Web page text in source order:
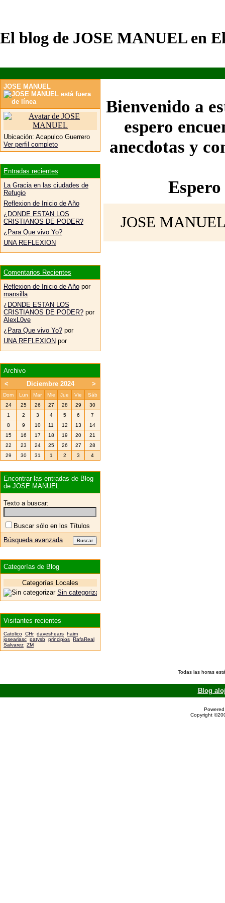
El blog de JOSE MANUEL en
Bienvenido a
espero
anecdotas y
JOSE
JOSE MANUEL
Ubicación: Acapulco Guerrero
Ver perfil completo
Entradas recientes
La Gracia en las ciudades de
Refugio
Reflexion de Inicio de Año
¿DONDE ESTAN LOS
CRISTIANOS DE PODER?
¿Para Que vivo Yo?
UNA REFLEXION
Comentarios Recientes
Reflexion de Inicio de Año por
mansilla
¿DONDE ESTAN LOS
CRISTIANOS DE PODER? por
AlexL0ve
¿Para Que vivo Yo? por
UNA REFLEXION por
Archivo
<
>
Diciembre 2024
Dom Lun Mar Mie Jue Vie
Sáb
24
25 26 27 28 29
30
1
2 3 4 5 6
7
8
9 10 11 12 13
14
15
16 17 18 19 20
21
22
23 24 25 26 27
28
29
30 31 1 2 3 4
Encontrar las entradas de Blog
de JOSE MANUEL
Texto a buscar:
Buscar sólo en los Títulos
Búsqueda avanzada
Categorías de Blog
Categorías Locales
Sin categorizar
Visitantes recientes
Catolico CHr daveshears haim
joseariasc patysb principios RafaReal
Salvarez ZM
Todas las horas
Blog
Copyright